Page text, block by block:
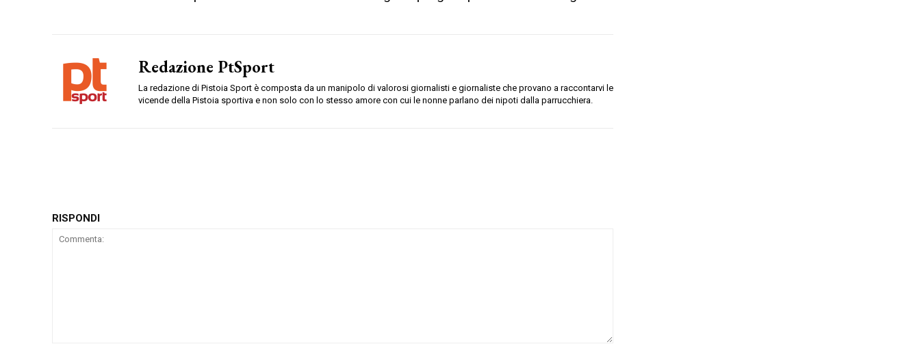
Redazione PtSport
La redazione di Pistoia Sport è composta da un manipolo di valorosi giornalisti e giornaliste che provano a raccontarvi le
vicende della Pistoia sportiva e non solo con lo stesso amore con cui le nonne parlano dei nipoti dalla parrucchiera.
RISPONDI